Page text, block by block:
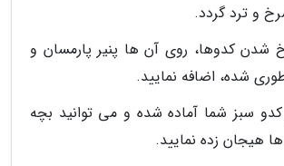
و ترد گردد.
کدوها، روی آن ها پنیر پارمسان و
شده، اضافه نمایید.
سبز شما آماده شده و می توانید بچه
ها هیجان زده نمایید.